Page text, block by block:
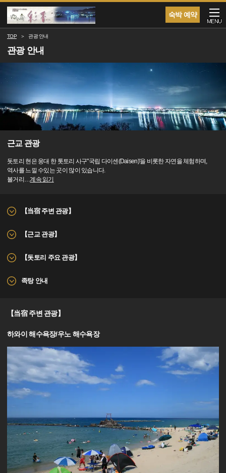
숙박 예약
MENU
TOP 관광 안내
관광 안내
근교 관광
돗토리 현은 웅대 한 톳토리 사구"국립 다이센(Daisen)'을 비롯한 자연을 체험하며,
역사를 느낄 수있는 곳이 많이 있습니다.
볼거리 …계속 읽기
【当宿 주변 관광】
【근교 관광】
【돗토리 주요 관광】
족탕 안내
【当宿 주변 관광】
하와이 해수욕장/우노 해수욕장